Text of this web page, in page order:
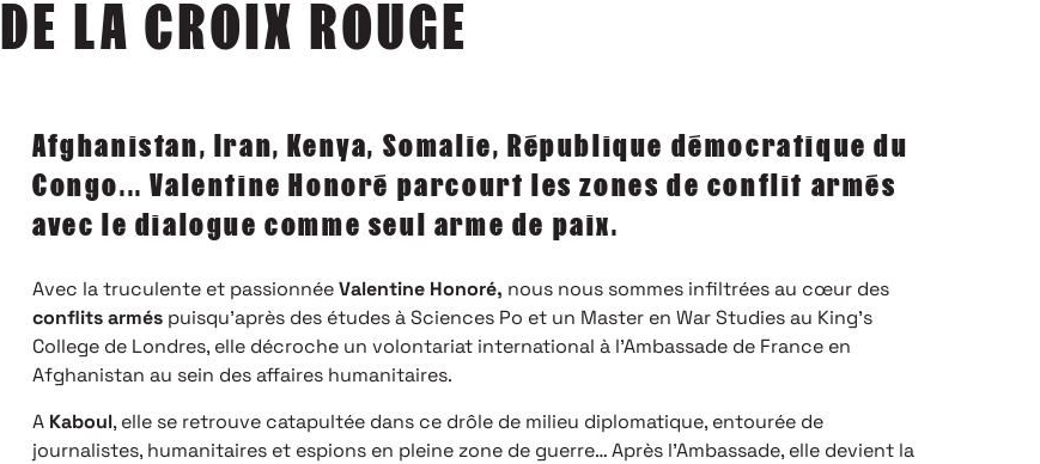
DE LA CROIX ROUGE
Afghanistan, Iran, Kenya, Somalie, République démocratique du
Congo... Valentine Honoré parcourt les zones de conflit armés
avec le dialogue comme seul arme de paix.
Avec la truculente et passionnéeValentine Honoré, nous nous sommes infiltrées au cœur des
conflits armés puisqu’après des études à Sciences Po et un Master en War Studies au King’s
College de Londres, elle décroche un volontariat international à l’Ambassade de France en
Afghanistan au sein des affaires humanitaires.
A Kaboul, elle se retrouve catapultée dans ce drôle de milieu diplomatique, entourée de
journalistes, humanitaires et espions en pleine zone de guerre… Après l’Ambassade, elle devient la